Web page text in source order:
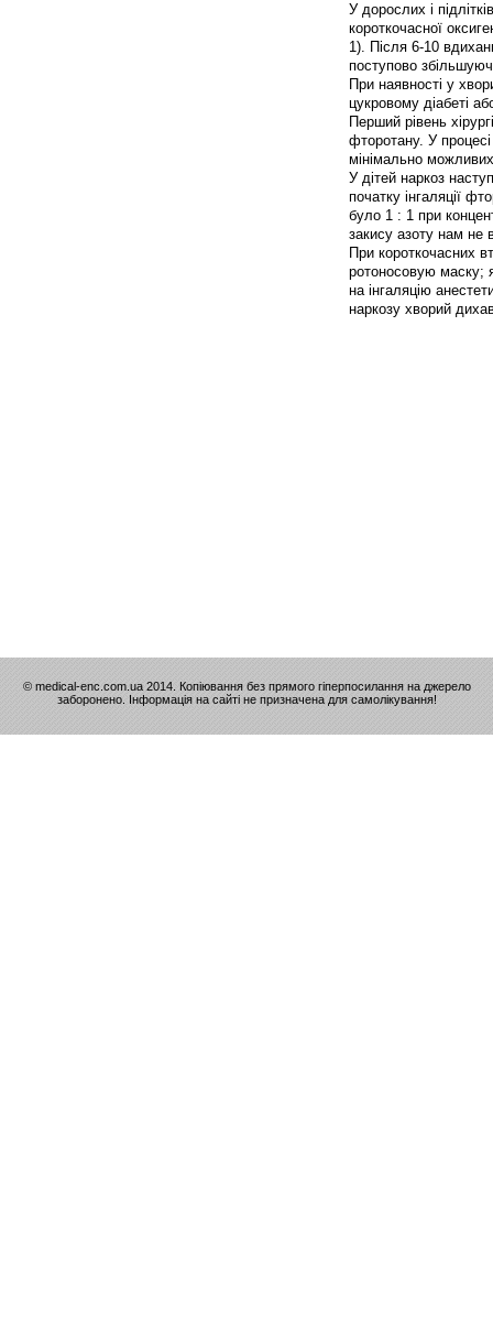
У дорослих і
короткочасної
1). Після 6-10
поступово
При наявності у
цукровому діабеті
Перший рівень
фторотану. У
мінімально
У дітей наркоз
початку інгаляції
було 1 : 1 при
закису азоту нам не
При короткочасних
ротоносовую маску;
на інгаляцію
наркозу хворий
© medical-enc.com.ua 2014. Копіювання без прямого гіперпосилання на джерело
заборонено. Інформація на сайті не призначена для самолікування!